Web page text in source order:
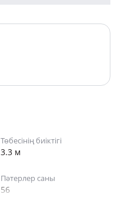
Төбесінің биіктігі
3.3 м
Пәтерлер саны
56